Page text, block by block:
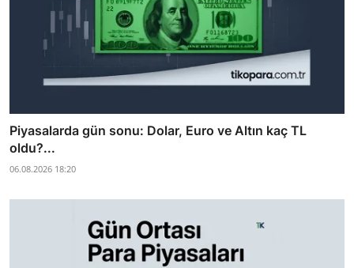
Piyasalarda gün sonu: Dolar, Euro ve Altın kaç TL
oldu?...
06.08.2026 18:20